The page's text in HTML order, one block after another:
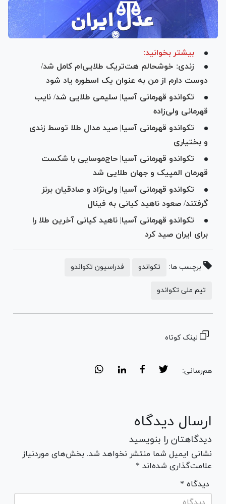
بیشتر بخوانید:
زندی: خوشحالم هت‌تریک طلایی‌ام کامل شد/
دوست دارم از من به عنوان یک اسطوره یاد شود
تکواندو قهرمانی آسیا| سلیمی طلایی شد/ نایب
قهرمانی ولی‌زاده
تکواندو قهرمانی آسیا| صید مدال طلا توسط زندی
و بختیاری
تکواندو قهرمانی آسیا| حاج‌موسایی با شکست
قهرمان المپیک و جهان طلایی شد
تکواندو قهرمانی آسیا| ولی‌نژاد و صادقیان برنز
گرفتند/ صعود ناهید کیانی به فینال
تکواندو قهرمانی آسیا| ناهید کیانی آخرین طلا را
برای ایران صید کرد
برچسب ها: تکواندو فدراسیون تکواندو
تیم ملی تکواندو
لینک کوتاه
هم‌رسانی:
ارسال دیدگاه
دیدگاهتان را بنویسید
نشانی ایمیل شما منتشر نخواهد شد. بخش‌های موردنیاز
علامت‌گذاری شده‌اند *
* دیدگاه